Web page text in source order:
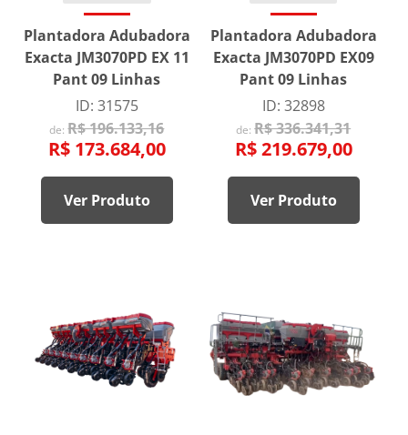
Plantadora Adubadora
Exacta JM3070PD EX 11
Pant 09 Linhas
ID: 31575
de:R$ 196.133,16
R$ 173.684,00
Ver Produto
Plantadora Adubadora
Exacta JM3070PD EX09
Pant 09 Linhas
ID: 32898
de:R$ 336.341,31
R$ 219.679,00
Ver Produto